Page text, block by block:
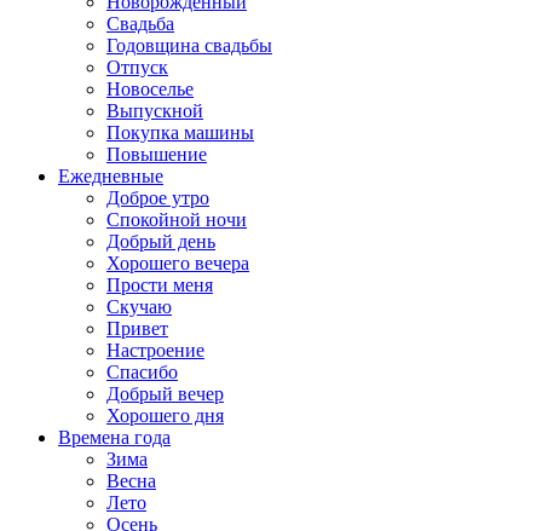
Свадьба
Годовщина свадьбы
Отпуск
Новоселье
Выпускной
Покупка машины
Повышение
Ежедневные
Доброе утро
Спокойной ночи
Добрый день
Хорошего вечера
Прости меня
Скучаю
Привет
Настроение
Спасибо
Добрый вечер
Хорошего дня
Времена года
Зима
Весна
Лето
Осень